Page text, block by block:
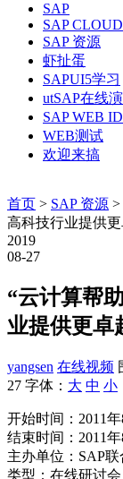
SAP
SAP CLOUD
SAP 资源
虾扯蛋
SAPUI5学习
utSAP在线
SAP WEB
WEB测试
欢迎来搞
首页 > SAP 资源 >
高科技行业提供
2019
08-27
“云计算帮
业提供更卓
yangsen 在线视频
27 字体： 大 中 小
开始时间：2011
结束时间：2011
主办单位：SAP
类型：在线研讨会